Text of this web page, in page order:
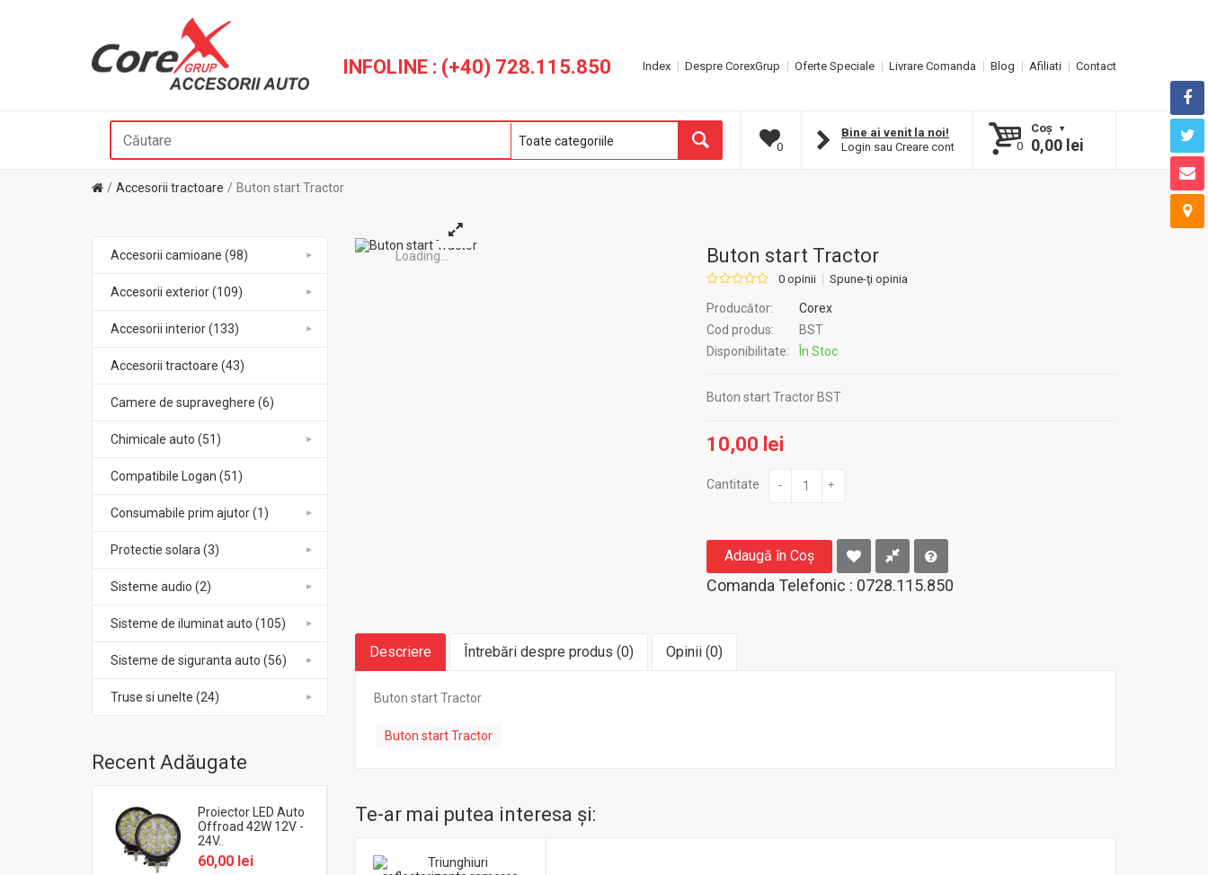
INFOLINE : (+40) 728.115.850 Index Despre CorexGrup Oferte Speciale Livrare Comanda Blog Afiliati Contact
0
Bine ai venit la noi!
Login sau Creare cont
Coş
0
0,00 lei
Accesorii tractoare Buton start Tractor
Accesorii camioane (98)
Accesorii exterior (109)
Accesorii interior (133)
Accesorii tractoare (43)
Camere de supraveghere (6)
Chimicale auto (51)
Compatibile Logan (51)
Consumabile prim ajutor (1)
Protectie solara (3)
Sisteme audio (2)
Sisteme de iluminat auto (105)
Sisteme de siguranta auto (56)
Truse si unelte (24)
Recent Adăugate
Proiector LED Auto
Offroad 42W 12V -
24V..
60,00 lei
Loading... Buton start Tractor
0 opinii Spune-ţi opinia
Producător:
Corex
Cod produs:
BST
Disponibilitate:
În Stoc
Buton start Tractor BST
10,00 lei
Cantitate - +
Adaugă în Coş
Comanda Telefonic : 0728.115.850
Descriere Întrebări despre produs (0) Opinii (0)
Buton start Tractor
Buton start Tractor
Te-ar mai putea interesa şi: